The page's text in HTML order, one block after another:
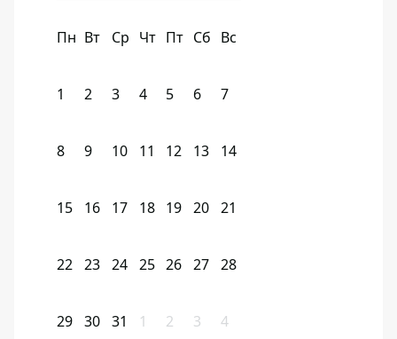
Пн Вт Ср Чт Пт Сб Вс
1 2 3 4 5 6 7
8 9 10 11 12 13 14
15 16 17 18 19 20 21
22 23 24 25 26 27 28
29 30 31 1 2 3 4